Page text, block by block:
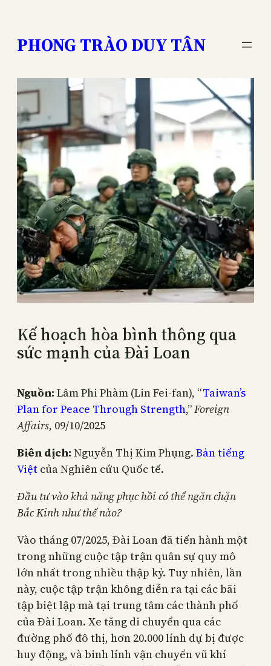
content
PHONG TRÀO DUY TÂN
Kế hoạch hòa bình thông qua
sức mạnh của Đài Loan
Nguồn: Lâm Phi Phàm (Lin Fei-fan), “Taiwan’s
Plan for Peace Through Strength,”Foreign
Affairs, 09/10/2025
Biên dịch: Nguyễn Thị Kim Phụng. Bản tiếng
Việt của Nghiên cứu Quốc tế.
Đầu tư vào khả năng phục hồi có thể ngăn chặn
Bắc Kinh như thế nào?
Vào tháng 07/2025, Đài Loan đã tiến hành một
trong những cuộc tập trận quân sự quy mô
lớn nhất trong nhiều thập kỷ. Tuy nhiên, lần
này, cuộc tập trận không diễn ra tại các bãi
tập biệt lập mà tại trung tâm các thành phố
của Đài Loan. Xe tăng di chuyển qua các
đường phố đô thị, hơn 20.000 lính dự bị được
huy động, và binh lính vận chuyển vũ khí